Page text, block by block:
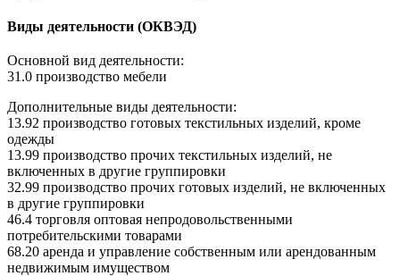
Виды деятельности (ОКВЭД)
Основной вид деятельности:
31.0 производство мебели
Дополнительные виды деятельности:
13.92 производство готовых текстильных изделий, кроме
одежды
13.99 производство прочих текстильных изделий, не
включенных в другие группировки
32.99 производство прочих готовых изделий, не включенных
в другие группировки
46.4 торговля оптовая непродовольственными
потребительскими товарами
68.20 аренда и управление собственным или арендованным
недвижимым имуществом